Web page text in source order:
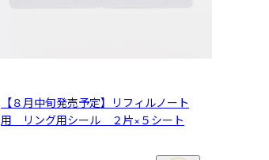
【８月中旬発売予定】リフィルノート
用 リング用シール ２片×５シート